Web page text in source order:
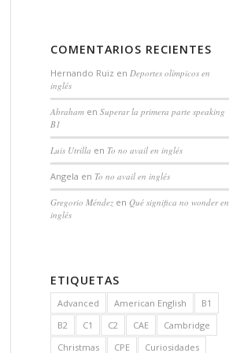
COMENTARIOS RECIENTES
Hernando Ruiz en Deportes olímpicos en
inglés
Abrahamen Superar la primera parte speaking
B1
Luis Utrilla en To no avail en inglés
Angela en To no avail en inglés
Gregorio Méndezen Qué significa no wonder en
inglés
ETIQUETAS
Advanced American English
B1
B2
C1 C2 CAE
Cambridge
Christmas
CPE
Curiosidades